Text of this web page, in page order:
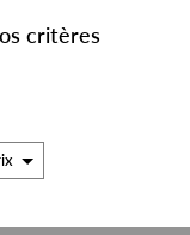
critères